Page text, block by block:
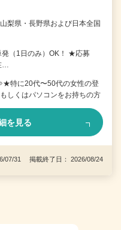
県・長野県および日本全国
（1日のみ）OK！ ★応募
…
特に20代〜50代の女性の登
くはパソコンをお持ちの方
を見る
07/31 掲載終了日： 2026/08/24